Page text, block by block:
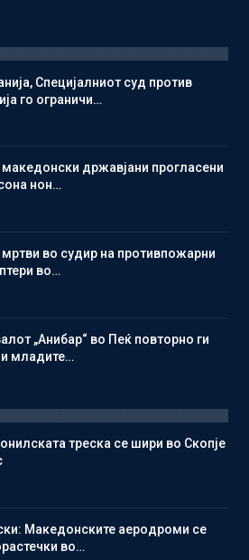
Специјалниот суд против
го ограничи…
македонски државјани прогласени
нон…
мртви во судир на противпожарни
во…
„Анибар“ во Пеќ повторно ги
младите…
треска се шири во Скопје
Македонските аеродроми се
во…